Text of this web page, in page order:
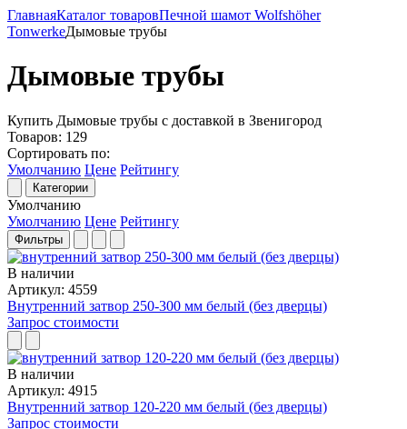
ГлавнаяКаталог товаровПечной шамот Wolfshöher
TonwerkeДымовые трубы
Дымовые трубы
Купить Дымовые трубы с доставкой в Звенигород
Товаров: 129
Сортировать по:
Умолчанию Цене Рейтингу
Категории
Умолчанию
Умолчанию Цене Рейтингу
Фильтры
В наличии
Артикул: 4559
Внутренний затвор 250-300 мм белый (без дверцы)
Запрос стоимости
В наличии
Артикул: 4915
Внутренний затвор 120-220 мм белый (без дверцы)
Запрос стоимости